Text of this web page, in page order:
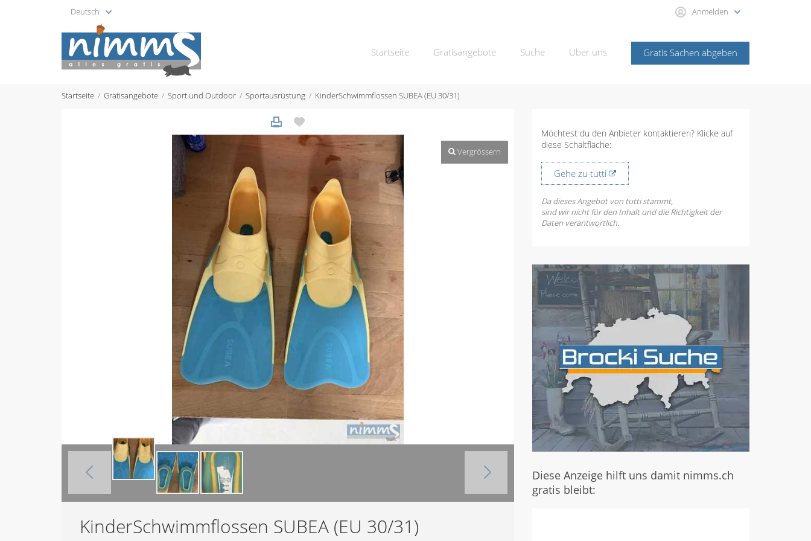
Deutsch Anmelden
Gratis Sachen abgeben
Startseite Gratisangebote Suche Über uns
Startseite Gratisangebote Sport und Outdoor Sportausrüstung KinderSchwimmflossen SUBEA (EU 30/31)
Möchtest du den Anbieter kontaktieren? Klicke auf
diese Schaltfläche:
Gehe zu tutti
Da dieses Angebot von tutti stammt,
sind wir nicht für den Inhalt und die Richtigkeit der
Daten verantwortlich.
Diese Anzeige hilft uns damit nimms.ch
gratis bleibt:
Vergrössern
KinderSchwimmflossen SUBEA (EU 30/31)